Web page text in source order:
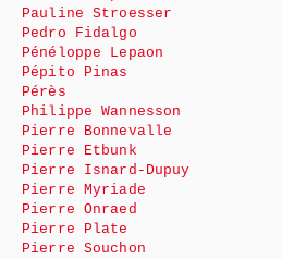
Pauline Stroesser
Pedro Fidalgo
Pénéloppe Lepaon
Pépito Pinas
Pérès
Philippe Wannesson
Pierre Bonnevalle
Pierre Etbunk
Pierre Isnard-Dupuy
Pierre Myriade
Pierre Onraed
Pierre Plate
Pierre Souchon